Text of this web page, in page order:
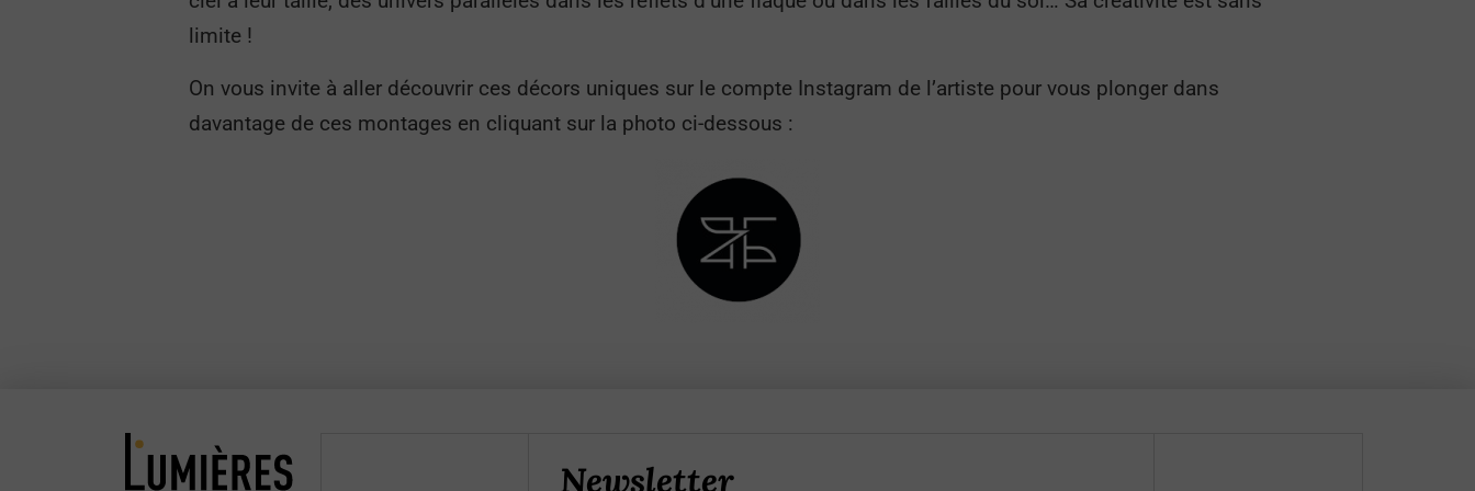
limite !
On vous invite à aller découvrir ces décors uniques sur le compte Instagram de l’artiste pour vous plonger dans
davantage de ces montages en cliquant sur la photo ci-dessous :
Newsletter